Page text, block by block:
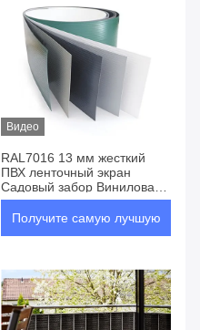
Видео
RAL7016 13 мм жесткий
ПВХ ленточный экран
Садовый забор Виниловая
лента для ограждения
конфиденциальности
Получите самую лучшую